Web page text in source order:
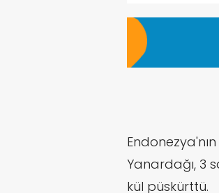
Yanardağı, 3
kül püskürttü.